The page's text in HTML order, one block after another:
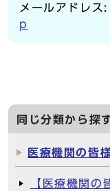
メールアドレ
p
同じ分類から探
医療機関の皆
【医療機関の